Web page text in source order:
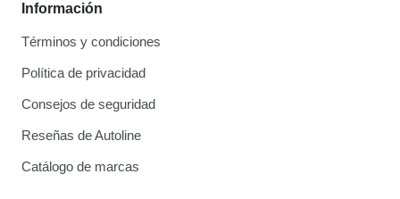
Información
Términos y condiciones
Política de privacidad
Consejos de seguridad
Reseñas de Autoline
Catálogo de marcas